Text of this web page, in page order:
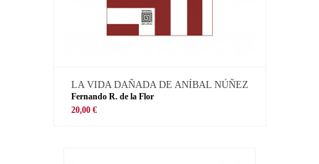
LA VIDA DAÑADA DE ANÍBAL NÚÑEZ
Fernando R. de la Flor
20,00 €